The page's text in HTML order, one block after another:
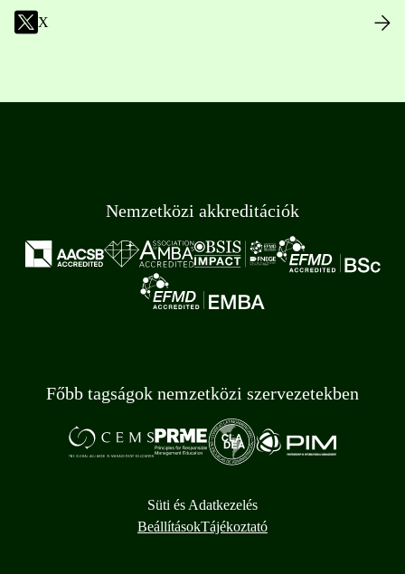
X
Nemzetközi akkreditációk
Főbb tagságok nemzetközi szervezetekben
Süti és Adatkezelés
BeállításokTájékoztató